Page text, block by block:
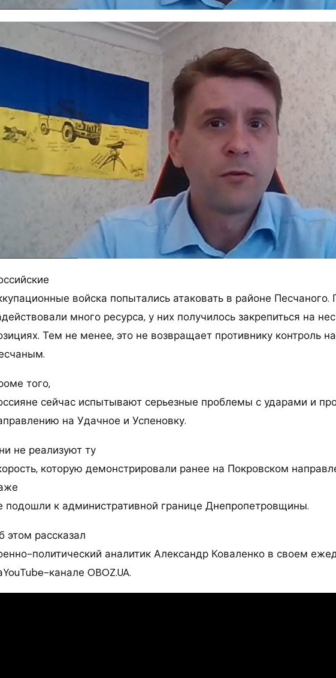
войска попытались атаковать в районе Песчаного.
много ресурса, у них получилось закрепиться на
Тем не менее, это не возвращает противнику контроль
того,
сейчас испытывают серьезные проблемы с ударами и
на Удачное и Успеновку.
не реализуют ту
которую демонстрировали ранее на Покровском
подошли к административной границе Днепропетровщины.
этом рассказал
политический аналитик Александр Коваленко в своем
канале OBOZ.UA.